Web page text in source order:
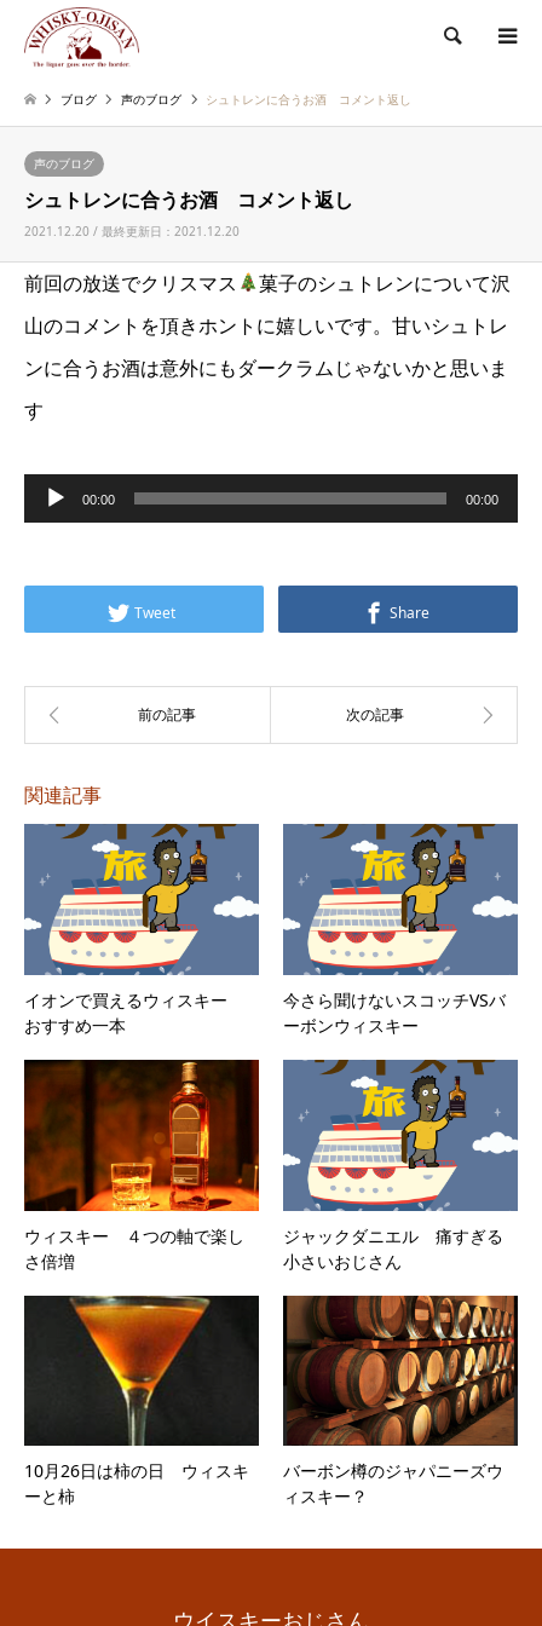
検索
ブログ 声のブログ シュトレンに合うお酒 コメント返し
声のブログ
シュトレンに合うお酒 コメント返し
2021.12.20 / 最終更新日：2021.12.20
前回の放送でクリスマス
菓子のシュトレンについて沢
山のコメントを頂きホントに嬉しいです。甘いシュトレ
ンに合うお酒は意外にもダークラムじゃないかと思いま
す
声
ー
00:00 00:00
Tweet Share
関連記事
イオンで買えるウィスキー
おすすめ一本
今さら聞けないスコッチVSバ
ーボンウィスキー
ウィスキー ４つの軸で楽し
さ倍増
ジャックダニエル 痛すぎる
小さいおじさん
10月26日は柿の日 ウィスキ
ーと柿
バーボン樽のジャパニーズウ
ィスキー？